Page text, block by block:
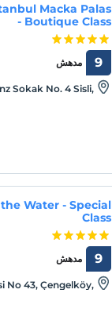
Macka Palas
- Boutique Class
مدهش 9
Sokak No. 4 Sisli,
Water - Special
Class
مدهش 9
No 43, Çengelköy,